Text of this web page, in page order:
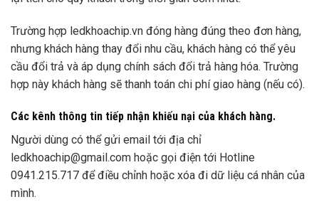
Trường hợp ledkhoachip.vn đóng hàng đúng theo đơn hàng,
nhưng khách hàng thay đổi nhu cầu, khách hàng có thể yêu
cầu đổi trả và áp dụng chính sách đổi trả hàng hóa. Trường
hợp này khách hàng sẽ thanh toán chi phí giao hàng (nếu có).
Các kênh thông tin tiếp nhận khiếu nại của khách hàng.
Người dùng có thể gửi email tới địa chỉ
ledkhoachip@gmail.com hoặc gọi điện tới Hotline
0941.215.717 để điều chỉnh hoặc xóa đi dữ liệu cá nhân của
mình.